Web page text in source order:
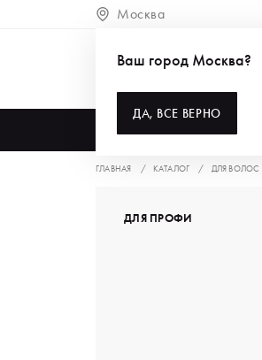
Москва
Ваш город Москва?
ДА, ВСЕ ВЕРНО
ГЛАВНАЯ КАТАЛОГ ДЛЯ ВОЛОС
ДЛЯ ПРОФИ